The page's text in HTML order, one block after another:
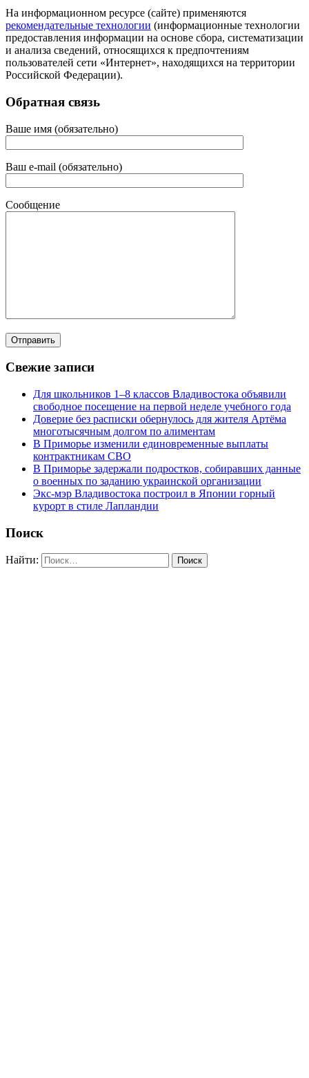
На информационном ресурсе (сайте) применяются
рекомендательные технологии (информационные технологии
предоставления информации на основе сбора, систематизации
и анализа сведений, относящихся к предпочтениям
пользователей сети «Интернет», находящихся на территории
Российской Федерации).
Обратная связь
Ваше имя (обязательно)
Ваш e-mail (обязательно)
Сообщение
Свежие записи
Для школьников 1–8 классов Владивостока объявили
свободное посещение на первой неделе учебного года
Доверие без расписки обернулось для жителя Артёма
многотысячным долгом по алиментам
В Приморье изменили единовременные выплаты
контрактникам СВО
В Приморье задержали подростков, собиравших данные
о военных по заданию украинской организации
Экс-мэр Владивостока построил в Японии горный
курорт в стиле Лапландии
Поиск
Найти: